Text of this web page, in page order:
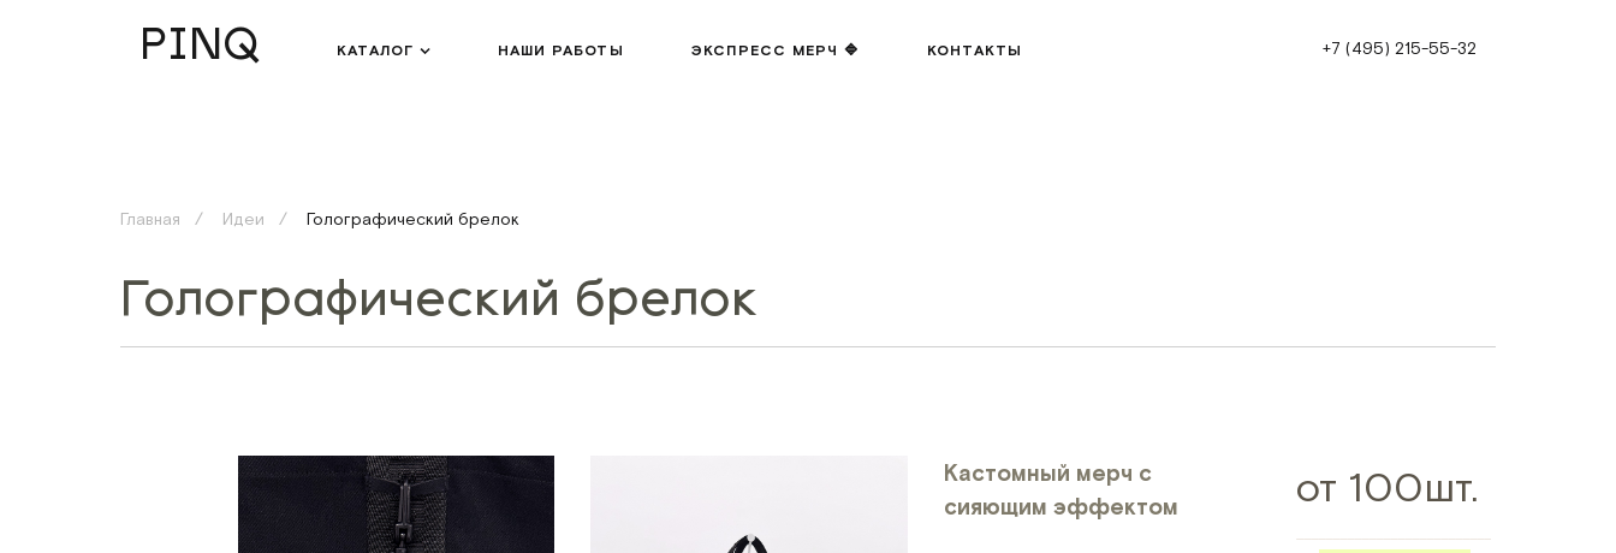
PINQ +7 (495) 215-55-32
КАТАЛОГ НАШИ РАБОТЫ ЭКСПРЕСС МЕРЧ 🔷 КОНТАКТЫ
Главная Идеи Голографический брелок
Голографический брелок
Кастомный мерч с
сияющим эффектом
от 100шт.